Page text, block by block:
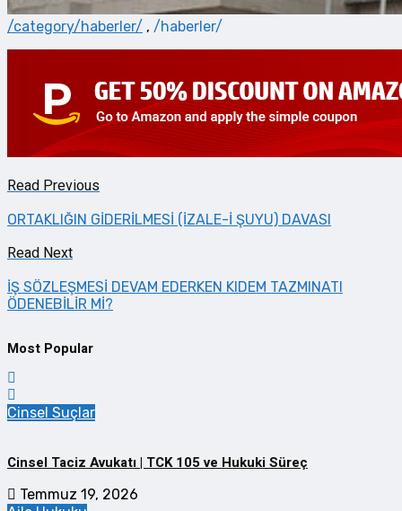
/category/haberler/ , /haberler/
Read Previous
ORTAKLIĞIN GİDERİLMESİ (İZALE-İ ŞUYU) DAVASI
Read Next
İŞ SÖZLEŞMESİ DEVAM EDERKEN KIDEM TAZMINATI
ÖDENEBİLİR Mİ?
Most Popular
Cinsel Suçlar
Cinsel Taciz Avukatı | TCK 105 ve Hukuki Süreç
Temmuz 19, 2026